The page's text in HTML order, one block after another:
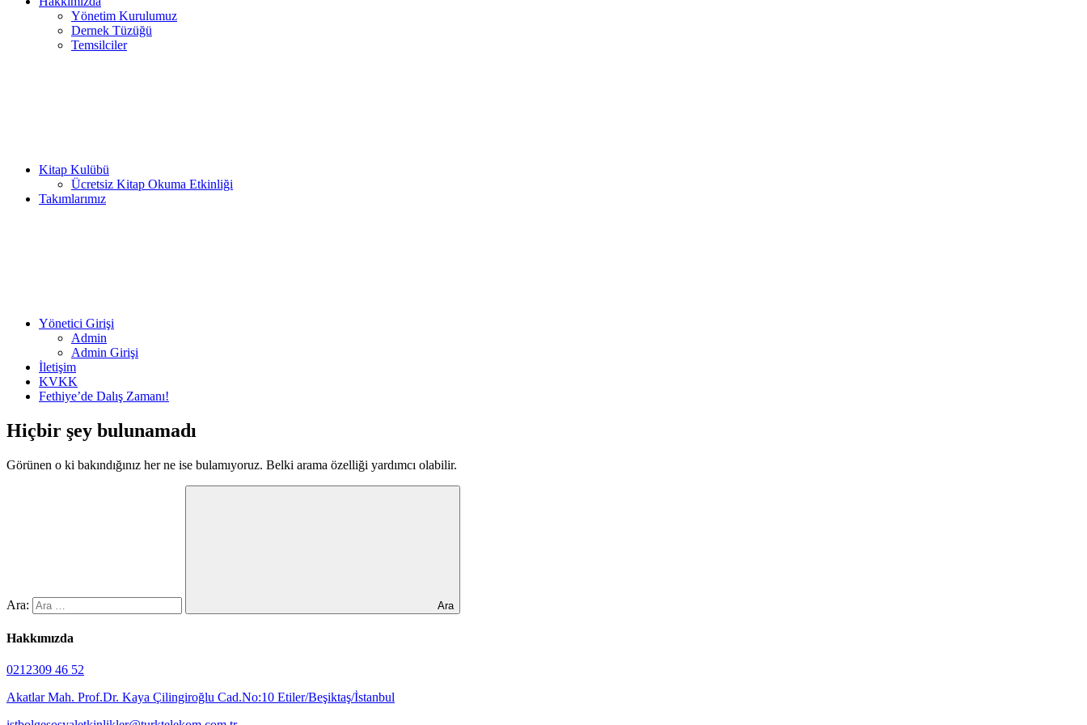
Yönetim Kurulumuz
Dernek Tüzüğü
Temsilciler
Kitap Kulübü
Ücretsiz Kitap Okuma Etkinliği
Takımlarımız
Yönetici Girişi
Admin
Admin Girişi
İletişim
KVKK
Fethiye’de Dalış Zamanı!
Hiçbir şey bulunamadı
Görünen o ki bakındığınız her ne ise bulamıyoruz. Belki arama özelliği yardımcı olabilir.
Ara: Ara
Hakkımızda
0212309 46 52
Akatlar Mah. Prof.Dr. Kaya Çilingiroğlu Cad.No:10 Etiler/Beşiktaş/İstanbul